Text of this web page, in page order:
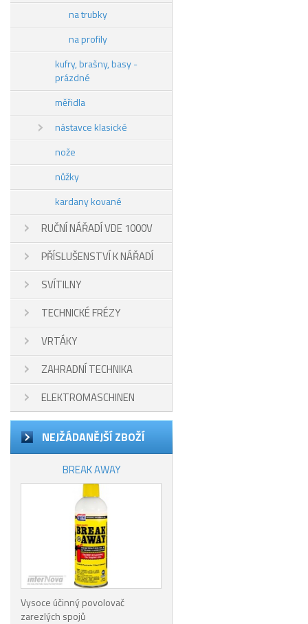
na trubky
na profily
kufry, brašny, basy -
prázdné
měřidla
nástavce klasické
nože
nůžky
kardany kované
RUČNÍ NÁŘADÍ VDE 1000V
PŘÍSLUŠENSTVÍ K NÁŘADÍ
SVÍTILNY
TECHNICKÉ FRÉZY
VRTÁKY
ZAHRADNÍ TECHNIKA
ELEKTROMASCHINEN
NEJŽÁDANĚJŠÍ ZBOŽÍ
BREAK AWAY
Vysoce účinný povolovač
zarezlých spojů